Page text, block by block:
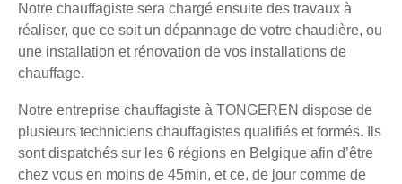
Notre chauffagiste sera chargé ensuite des travaux à
réaliser, que ce soit un dépannage de votre chaudière, ou
une installation et rénovation de vos installations de
chauffage.
Notre entreprise chauffagiste à TONGEREN dispose de
plusieurs techniciens chauffagistes qualifiés et formés. Ils
sont dispatchés sur les 6 régions en Belgique afin d’être
chez vous en moins de 45min, et ce, de jour comme de